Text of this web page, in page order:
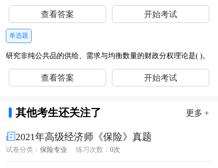
查看答案 开始考试
单选题
研究非纯公共品的供给、需求与均衡数量的财政分权理论是( )。
查看答案 开始考试
其他考生还关注了 更多 +
2021年高级经济师《保险》真题
试卷分类： 保险专业 练习次数： 0次